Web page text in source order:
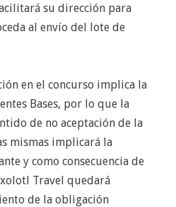
su dirección para
al envío del lote de
en el concurso implica la
Bases, por lo que la
de no aceptación de la
mismas implicará la
y como consecuencia de
Travel quedará
de la obligación